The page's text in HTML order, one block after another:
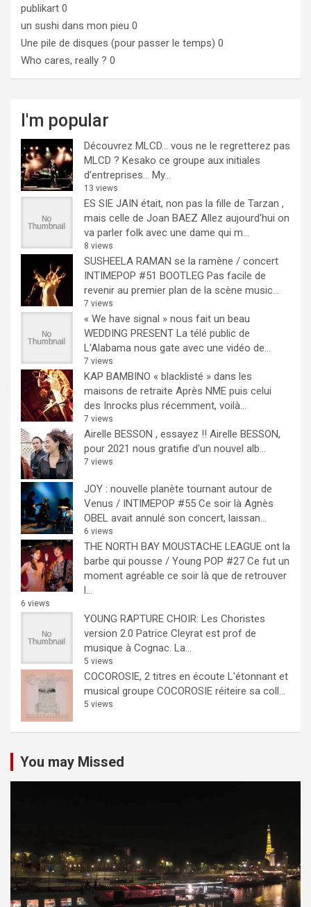
publikart 0
un sushi dans mon pieu 0
Une pile de disques (pour passer le temps) 0
Who cares, really ? 0
I'm popular
Découvrez MLCD… vous ne le regretterez pas
MLCD ? Kesako ce groupe aux initiales
d’entreprises… My...
13 views
ES SIE JAIN était, non pas la fille de Tarzan ,
mais celle de Joan BAEZ Allez aujourd'hui on
va parler folk avec une dame qui m...
8 views
SUSHEELA RAMAN se la ramène / concert
INTIMEPOP #51 BOOTLEG Pas facile de
revenir au premier plan de la scène music...
7 views
« We have signal » nous fait un beau
WEDDING PRESENT La télé public de
L'Alabama nous gate avec une vidéo de...
7 views
KAP BAMBINO « blacklisté » dans les
maisons de retraite Après NME puis celui
des Inrocks plus récemment, voilà...
7 views
Airelle BESSON , essayez !! Airelle BESSON,
pour 2021 nous gratifie d'un nouvel alb...
7 views
JOY : nouvelle planète tournant autour de
Venus / INTIMEPOP #55 Ce soir là Agnès
OBEL avait annulé son concert, laissan...
6 views
THE NORTH BAY MOUSTACHE LEAGUE ont la
barbe qui pousse / Young POP #27 Ce fut un
moment agréable ce soir là que de retrouver
l...
6 views
YOUNG RAPTURE CHOIR: Les Choristes
version 2.0 Patrice Cleyrat est prof de
musique à Cognac. La...
5 views
COCOROSIE, 2 titres en écoute L'étonnant et
musical groupe COCOROSIE réiteire sa coll...
5 views
You may Missed